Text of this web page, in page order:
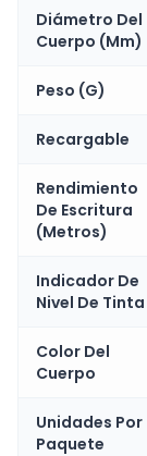
Diámetro Del
Cuerpo (Mm)
Peso (G)
Recargable
Rendimiento
De Escritura
(Metros)
Indicador De
Nivel De Tinta
Color Del
Cuerpo
Unidades Por
Paquete